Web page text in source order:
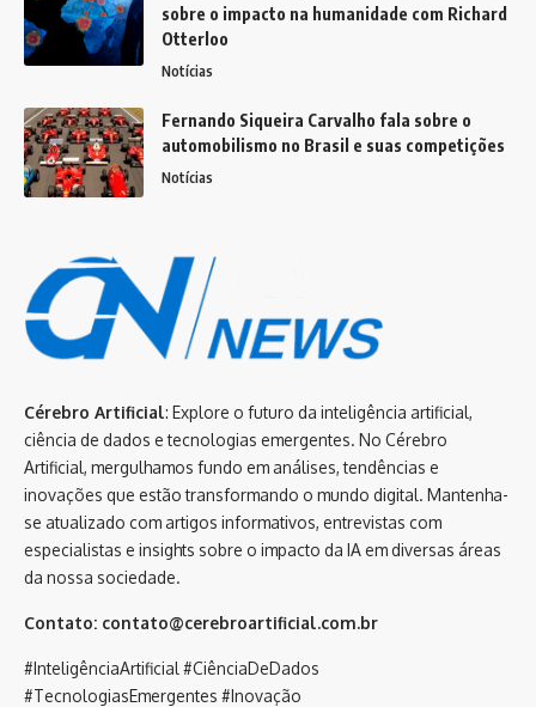
sobre o impacto na humanidade com Richard
Otterloo
Notícias
Fernando Siqueira Carvalho fala sobre o
automobilismo no Brasil e suas competições
Notícias
Cérebro Artificial: Explore o futuro da inteligência artificial,
ciência de dados e tecnologias emergentes. No Cérebro
Artificial, mergulhamos fundo em análises, tendências e
inovações que estão transformando o mundo digital. Mantenha-
se atualizado com artigos informativos, entrevistas com
especialistas e insights sobre o impacto da IA em diversas áreas
da nossa sociedade.
Contato: contato@cerebroartificial.com.br
#InteligênciaArtificial #CiênciaDeDados
#TecnologiasEmergentes #Inovação